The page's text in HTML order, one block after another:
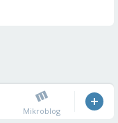
Mikroblog